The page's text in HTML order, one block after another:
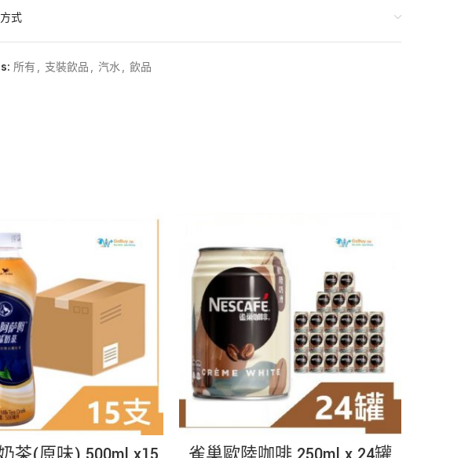
式
所有 支裝飲品 汽水
飲品
加入購物車